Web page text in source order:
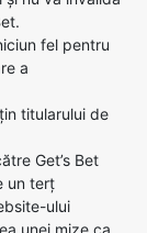
fel pentru
a
titularului de
Get’s Bet
un terț
ului
unei mize ca